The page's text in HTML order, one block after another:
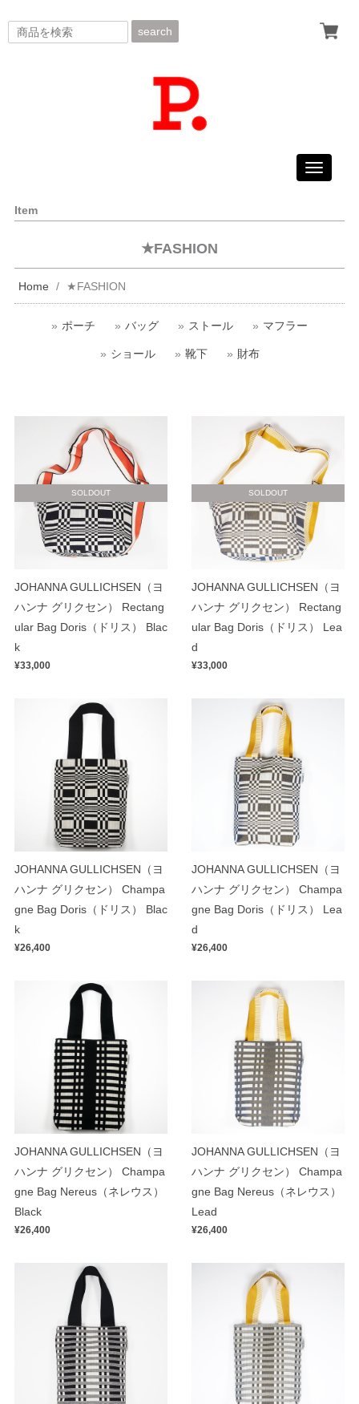
search
Toggle
Item
★FASHION
Home ★FASHION
ポーチ バッグ ストール マフラー
ショール 靴下 財布
SOLDOUT
JOHANNA GULLICHSEN（ヨ
ハンナ グリクセン） Rectang
ular Bag Doris（ドリス） Blac
k
¥33,000
SOLDOUT
JOHANNA GULLICHSEN（ヨ
ハンナ グリクセン） Rectang
ular Bag Doris（ドリス） Lea
d
¥33,000
JOHANNA GULLICHSEN（ヨ
ハンナ グリクセン） Champa
gne Bag Doris（ドリス） Blac
k
¥26,400
JOHANNA GULLICHSEN（ヨ
ハンナ グリクセン） Champa
gne Bag Doris（ドリス） Lea
d
¥26,400
JOHANNA GULLICHSEN（ヨ
ハンナ グリクセン） Champa
gne Bag Nereus（ネレウス）
Black
¥26,400
JOHANNA GULLICHSEN（ヨ
ハンナ グリクセン） Champa
gne Bag Nereus（ネレウス）
Lead
¥26,400